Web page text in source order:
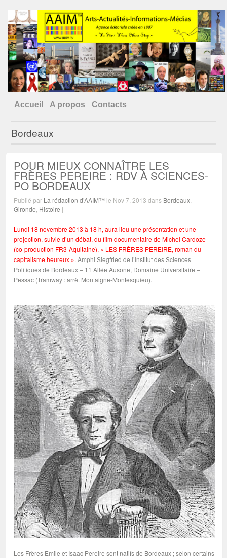
Accueil A propos Contacts
Bordeaux
POUR MIEUX CONNAÎTRE LES
FRÈRES PEREIRE : RDV À SCIENCES-
PO BORDEAUX
Publié par La rédaction d’AAIM™ le Nov 7, 2013 dans Bordeaux,
Gironde Histoire |
Lundi 18 novembre 2013 à 18 h, aura lieu une présentation et une
projection, suivie d’un débat, du film documentaire de Michel Cardoze
(co-production FR3-Aquitaine), « LES FRÈRES PEREIRE, roman du
capitalisme heureux ». Amphi Siegfried de l’Institut des Sciences
Politiques de Bordeaux – 11 Allée Ausone, Domaine Universitaire –
Pessac (Tramway : arrêt Montaigne-Montesquieu).
Les Frères Emile et Isaac Pereire sont natifs de Bordeaux ; selon certains